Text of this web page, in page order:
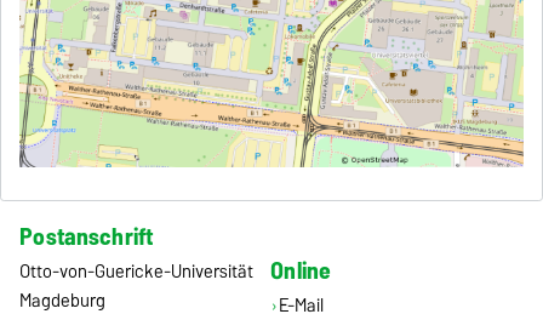
Postanschrift
Otto-von-Guericke-Universität
Magdeburg
Online
E-Mail